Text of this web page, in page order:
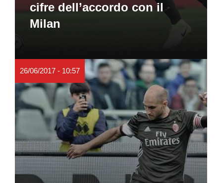
cifre dell’accordo con il
Milan
26/06/2017 - 10:57